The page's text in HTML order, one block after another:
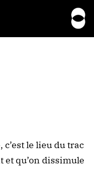
c’est le lieu du trac
et qu’on dissimule